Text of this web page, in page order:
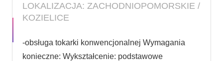
LOKALIZACJA: ZACHODNIOPOMORSKIE /
KOZIELICE
-obsługa tokarki konwencjonalnej Wymagania
konieczne: Wykształcenie: podstawowe